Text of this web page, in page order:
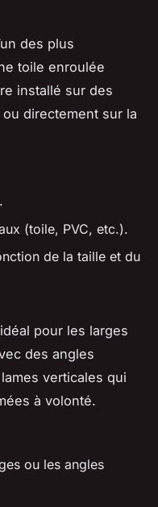
des plus
toile enroulée
installé sur des
directement sur la
(toile, PVC, etc.).
de la taille et du
pour les larges
des angles
verticales qui
à volonté.
ou les angles